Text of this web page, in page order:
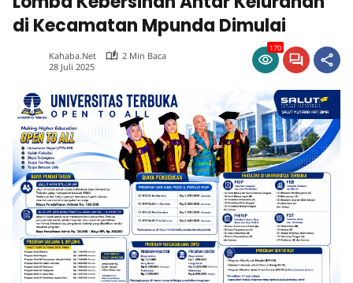
di Kecamatan Mpunda Dimulai
Kahaba.net
2 Min Baca
28 Juli 2025
170